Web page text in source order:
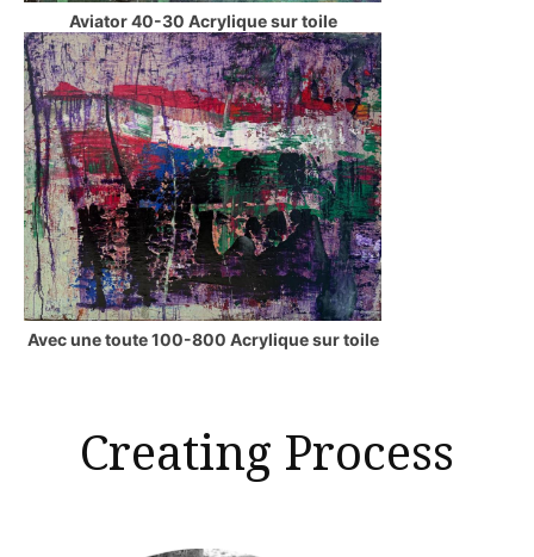
Aviator 40-30 Acrylique sur toile
Avec une toute 100-800 Acrylique sur toile
Creating Process